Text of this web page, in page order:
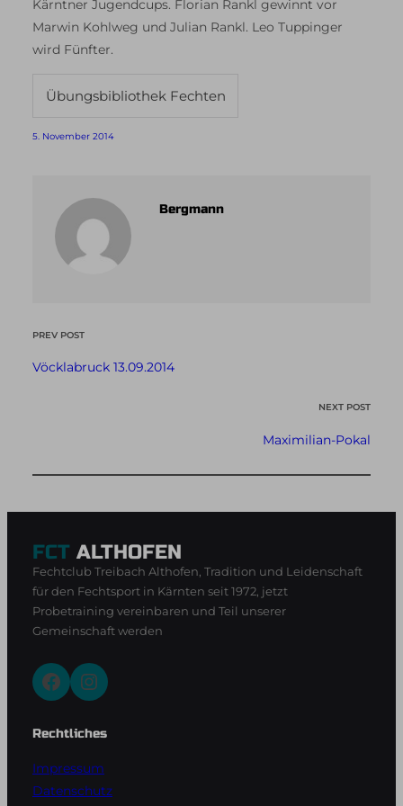
Kärntner Jugendcups. Florian Rankl gewinnt vor
Marwin Kohlweg und Julian Rankl. Leo Tuppinger
wird Fünfter.
Übungsbibliothek Fechten
5. November 2014
Bergmann
PREV POST
Vöcklabruck 13.09.2014
NEXT POST
Maximilian-Pokal
FCT ALTHOFEN
Fechtclub Treibach Althofen, Tradition und Leidenschaft
für den Fechtsport in Kärnten seit 1972, jetzt
Probetraining vereinbaren und Teil unserer
Gemeinschaft werden
Facebook Instagram
Rechtliches
Impressum
Datenschutz